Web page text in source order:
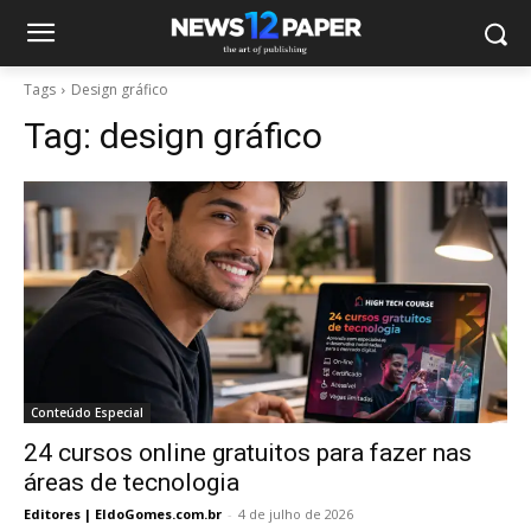
Tags Design gráfico
Tag: design gráfico
Conteúdo Especial
24 cursos online gratuitos para fazer nas
áreas de tecnologia
Editores | EldoGomes.com.br - 4 de julho de 2026